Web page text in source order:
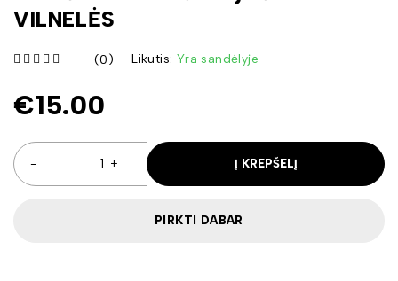
VILNELĖS
(0) Likutis: Yra sandėlyje
€15.00
Į KREPŠELĮ
PIRKTI DABAR